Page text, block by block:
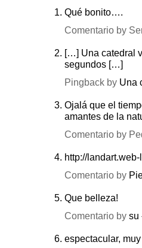
Qué bonito….
Comentario by
[…] Una catedral
segundos […]
Pingback by Una
Ojalá que el
amantes de la
Comentario by
http://
Comentario by
Que belleza!
Comentario by su
espectacular,